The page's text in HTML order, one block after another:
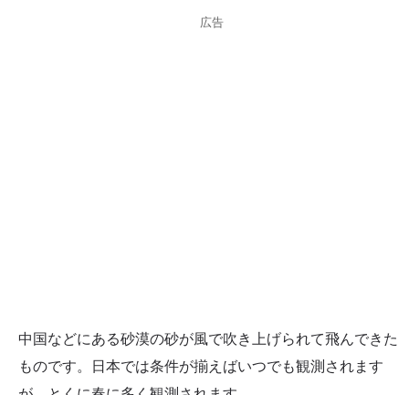
広告
中国などにある砂漠の砂が風で吹き上げられて飛んできた
ものです。日本では条件が揃えばいつでも観測されます